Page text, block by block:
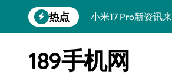
到
热点
小米17 Pro新资讯
三星Galaxy S26来
189手机网